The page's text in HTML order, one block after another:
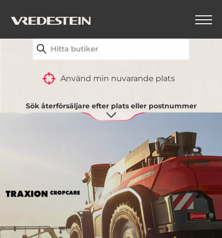
ÅTERFÖRSÄLJARE
Använd min nuvarande plats
Sök återförsäljare efter plats eller postnummer
TILLBAKA